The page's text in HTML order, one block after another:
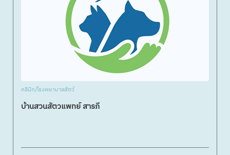
คลินิก/โรงพยาบาลสัตว์
บ้านสวนสัตวแพทย์ สารภี